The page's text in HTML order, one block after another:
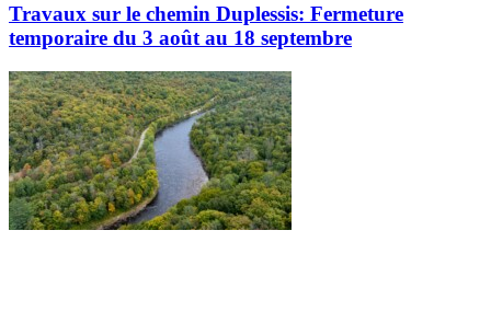
Travaux sur le chemin Duplessis: Fermeture
temporaire du 3 août au 18 septembre